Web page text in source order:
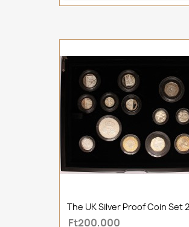
The UK Silver Proof Coin Set
Ft200,000